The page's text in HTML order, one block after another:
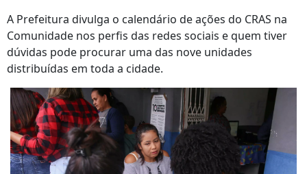
A Prefeitura divulga o calendário de ações do CRAS na
Comunidade nos perfis das redes sociais e quem tiver
dúvidas pode procurar uma das nove unidades
distribuídas em toda a cidade.